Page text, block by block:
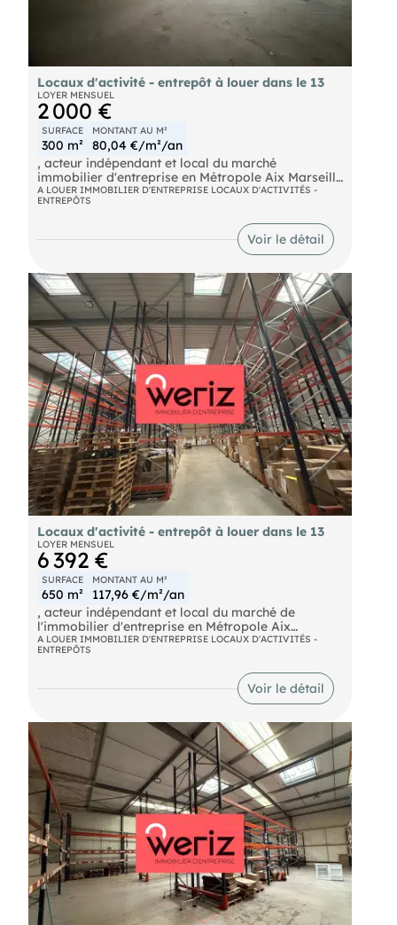
Locaux d'activité - entrepôt à louer dans le 13
LOYER MENSUEL
2 000 €
SURFACE
300 m²
MONTANT AU M²
80,04 €/m²/an
, acteur indépendant et local du marché
immobilier d'entreprise en Métropole Aix Marseille
Provence, vous propose à la location un espace
de 300 m² non divisibles à Marseille, idéal pour
des activités industrielles ou de stockage. Ce site
sécurisé offre deux portes sectionnelles, des
bureaux, des parkings, un accès poids lourds et un
A LOUER IMMOBILIER D'ENTREPRISE LOCAUX D'ACTIVITÉS -
ENTREPÔTS
Voir le détail
Locaux d'activité - entrepôt à louer dans le 13
LOYER MENSUEL
6 392 €
SURFACE
650 m²
MONTANT AU M²
117,96 €/m²/an
, acteur indépendant et local du marché de
l'immobilier d'entreprise en Métropole Aix
Marseille Provence vous propose un local
d'activité/ entrepôt à louer, d'environ 650 m². Ce
bien bénéficie de belles hauteurs sous plafond
allant jusqu'à 9m de haut, ainsi qu'un accès plain
pied avec deux portes sectionnelles.
A LOUER IMMOBILIER D'ENTREPRISE LOCAUX D'ACTIVITÉS -
ENTREPÔTS
Voir le détail